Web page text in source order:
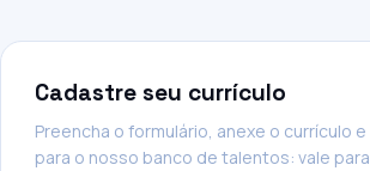
Cadastre seu currículo
Preencha o formulário, anexe o currículo
para o nosso banco de talentos: vale